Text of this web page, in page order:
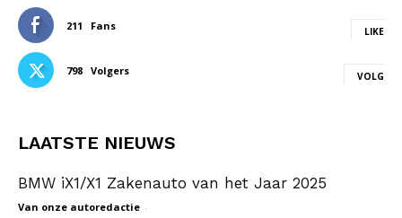
211 Fans LIKE
798 Volgers VOLG
LAATSTE NIEUWS
BMW iX1/X1 Zakenauto van het Jaar 2025
Van onze autoredactie -